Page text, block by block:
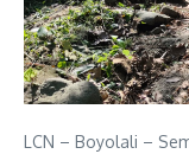
LCN – Boyolali –